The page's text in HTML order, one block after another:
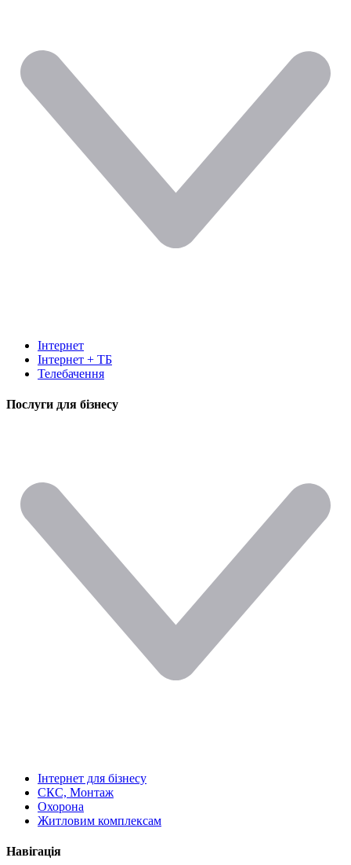
Інтернет
Інтернет + ТБ
Телебачення
Послуги для бізнесу
Інтернет для бізнесу
СКС, Монтаж
Охорона
Житловим комплексам
Навігація